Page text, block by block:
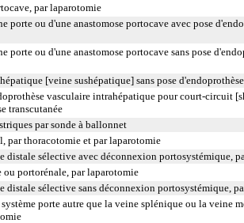
par laparotomie
ou d'une anastomose portocave avec pose
ou d'une anastomose portocave sans pose
[veine sushépatique] sans pose
vasculaire intrahépatique pour court-circuit
transcutanée
par sonde à ballonnet
par thoracotomie et par laparotomie
distale sélective avec déconnexion portosystémique,
portorénale, par laparotomie
distale sélective sans déconnexion portosystémique,
porte autre que la veine splénique ou la veine